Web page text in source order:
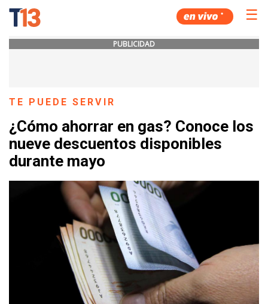
☰
PUBLICIDAD
TE PUEDE SERVIR
¿Cómo ahorrar en gas? Conoce los
nueve descuentos disponibles
durante mayo